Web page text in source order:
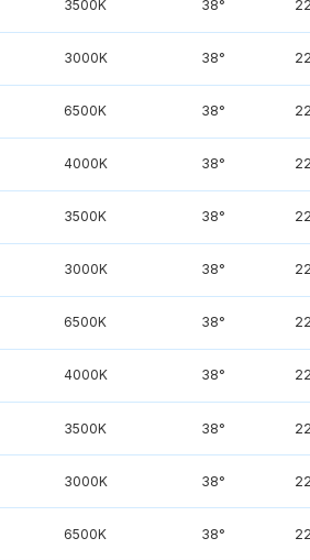
3500K 38°
3000K 38°
6500K 38°
4000K 38°
3500K 38°
3000K 38°
6500K 38°
4000K 38°
3500K 38°
3000K 38°
6500K 38°